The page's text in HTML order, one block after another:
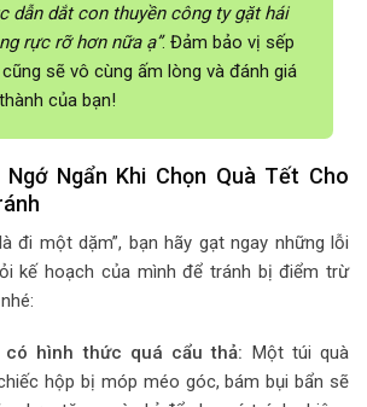
dẫn dắt con thuyền công ty gặt hái
rực rỡ hơn nữa ạ”. Đảm bảo vị sếp
sẽ vô cùng ấm lòng và đánh giá
của bạn!
Ngớ Ngẩn Khi Chọn Quà Tết Cho
đi một dặm”, bạn hãy gạt ngay những lỗi
kế hoạch của mình để tránh bị điểm trừ
có hình thức quá cẩu thả: Một túi quà
hộp bị móp méo góc, bám bụi bẩn sẽ